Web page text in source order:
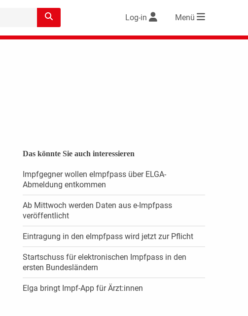
Log-in Menü
Das könnte Sie auch interessieren
Impfgegner wollen eImpfpass über ELGA-
Abmeldung entkommen
Ab Mittwoch werden Daten aus e-Impfpass
veröffentlicht
Eintragung in den eImpfpass wird jetzt zur Pflicht
Startschuss für elektronischen Impfpass in den
ersten Bundesländern
Elga bringt Impf-App für Ärzt:innen